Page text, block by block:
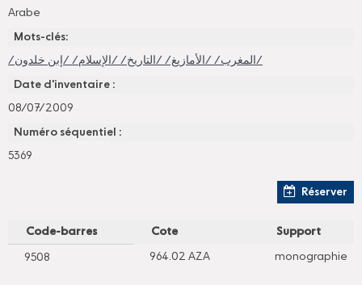
Arabe
Mots-clés:
/المغرب/ /الأمازيغ/ /التاريخ/ /الإسلام/ /إبن خلدون/
Date d'inventaire :
08/07/2009
Numéro séquentiel :
5369
Réserver
Code-barres Cote Support
9508 964.02 AZA monographie